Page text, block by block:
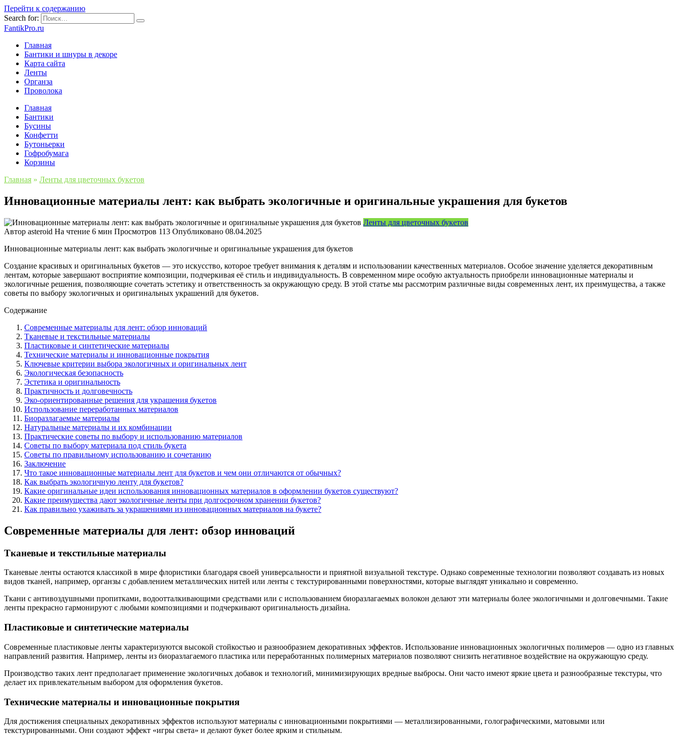
Перейти к содержанию
Search for:
FantikPro.ru
Главная
Бантики и шнуры в декоре
Карта сайта
Ленты
Органза
Проволока
Главная
Бантики
Бусины
Конфетти
Бутоньерки
Гофробумага
Корзины
Главная » Ленты для цветочных букетов
Инновационные материалы лент: как выбрать экологичные и оригинальные украшения для букетов
Ленты для цветочных букетов
Автор asteroid На чтение 6 мин Просмотров 113 Опубликовано 08.04.2025
Инновационные материалы лент: как выбрать экологичные и оригинальные украшения для букетов
Создание красивых и оригинальных букетов — это искусство, которое требует внимания к деталям и использовании качественных материалов. Особое значение уделяется декоративным
лентам, которые завершают восприятие композиции, подчеркивая её стиль и индивидуальность. В современном мире особую актуальность приобрели инновационные материалы и
экологичные решения, позволяющие сочетать эстетику и ответственность за окружающую среду. В этой статье мы рассмотрим различные виды современных лент, их преимущества, а также
советы по выбору экологичных и оригинальных украшений для букетов.
Содержание
Современные материалы для лент: обзор инноваций
Тканевые и текстильные материалы
Пластиковые и синтетические материалы
Технические материалы и инновационные покрытия
Ключевые критерии выбора экологичных и оригинальных лент
Экологическая безопасность
Эстетика и оригинальность
Практичность и долговечность
Эко-ориентированные решения для украшения букетов
Использование переработанных материалов
Биоразлагаемые материалы
Натуральные материалы и их комбинации
Практические советы по выбору и использованию материалов
Советы по выбору материала под стиль букета
Советы по правильному использованию и сочетанию
Заключение
Что такое инновационные материалы лент для букетов и чем они отличаются от обычных?
Как выбрать экологичную ленту для букетов?
Какие оригинальные идеи использования инновационных материалов в оформлении букетов существуют?
Какие преимущества дают экологичные ленты при долгосрочном хранении букетов?
Как правильно ухаживать за украшениями из инновационных материалов на букете?
Современные материалы для лент: обзор инноваций
Тканевые и текстильные материалы
Тканевые ленты остаются классикой в мире флористики благодаря своей универсальности и приятной визуальной текстуре. Однако современные технологии позволяют создавать из новых
видов тканей, например, органзы с добавлением металлических нитей или ленты с текстурированными поверхностями, которые выглядят уникально и современно.
Ткани с антивоздушными пропитками, водоотталкивающими средствами или с использованием биоразлагаемых волокон делают эти материалы более экологичными и долговечными. Такие
ленты прекрасно гармонируют с любыми композициями и подчеркивают оригинальность дизайна.
Пластиковые и синтетические материалы
Современные пластиковые ленты характеризуются высокой стойкостью и разнообразием декоративных эффектов. Использование инновационных экологичных полимеров — одно из главных
направлений развития. Например, ленты из биоразлагаемого пластика или переработанных полимерных материалов позволяют снизить негативное воздействие на окружающую среду.
Производство таких лент предполагает применение экологичных добавок и технологий, минимизирующих вредные выбросы. Они часто имеют яркие цвета и разнообразные текстуры, что
делает их привлекательным выбором для оформления букетов.
Технические материалы и инновационные покрытия
Для достижения специальных декоративных эффектов используют материалы с инновационными покрытиями — металлизированными, голографическими, матовыми или
текстурированными. Они создают эффект «игры света» и делают букет более ярким и стильным.